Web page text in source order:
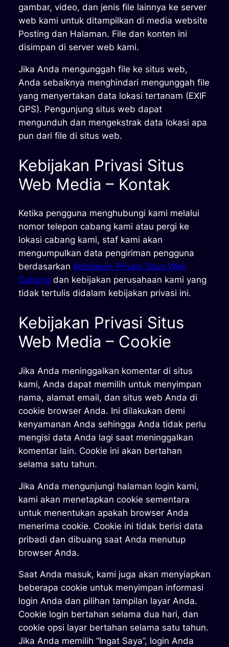
gambar, video, dan jenis file lainnya ke server
web kami untuk ditampilkan di media website
Posting dan Halaman. File dan konten ini
disimpan di server web kami.
Jika Anda mengunggah file ke situs web,
Anda sebaiknya menghindari mengunggah file
yang menyertakan data lokasi tertanam (EXIF
GPS). Pengunjung situs web dapat
mengunduh dan mengekstrak data lokasi apa
pun dari file di situs web.
Kebijakan Privasi Situs
Web Media – Kontak
Ketika pengguna menghubungi kami melalui
nomor telepon cabang kami atau pergi ke
lokasi cabang kami, staf kami akan
mengumpulkan data pengiriman pengguna
berdasarkan Kebijakan Privasi Situs Web
Cabang dan kebijakan perusahaan kami yang
tidak tertulis didalam kebijakan privasi ini.
Kebijakan Privasi Situs
Web Media – Cookie
Jika Anda meninggalkan komentar di situs
kami, Anda dapat memilih untuk menyimpan
nama, alamat email, dan situs web Anda di
cookie browser Anda. Ini dilakukan demi
kenyamanan Anda sehingga Anda tidak perlu
mengisi data Anda lagi saat meninggalkan
komentar lain. Cookie ini akan bertahan
selama satu tahun.
Jika Anda mengunjungi halaman login kami,
kami akan menetapkan cookie sementara
untuk menentukan apakah browser Anda
menerima cookie. Cookie ini tidak berisi data
pribadi dan dibuang saat Anda menutup
browser Anda.
Saat Anda masuk, kami juga akan menyiapkan
beberapa cookie untuk menyimpan informasi
login Anda dan pilihan tampilan layar Anda.
Cookie login bertahan selama dua hari, dan
cookie opsi layar bertahan selama satu tahun.
Jika Anda memilih “Ingat Saya”, login Anda